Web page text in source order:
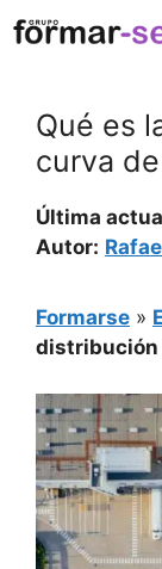
Saltar
al
Qué es
curva
Última
Autor:
Formarse »
distribución